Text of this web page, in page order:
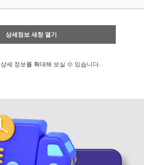
상세정보 새창 열기
상세 정보를 확대해 보실 수 있습니다.